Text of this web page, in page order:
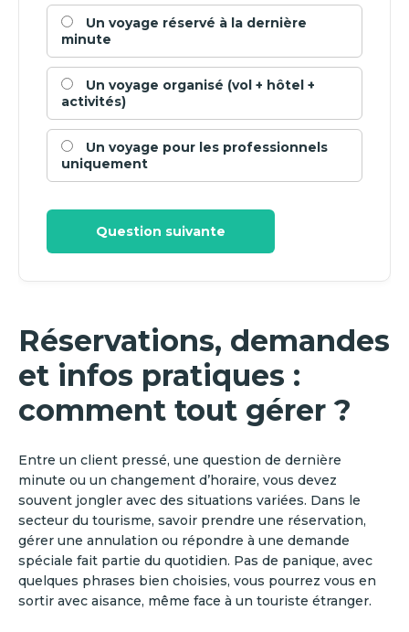
Un voyage réservé à la dernière
minute
Un voyage organisé (vol + hôtel +
activités)
Un voyage pour les professionnels
uniquement
Question suivante
Réservations, demandes
et infos pratiques :
comment tout gérer ?
Entre un client pressé, une question de dernière
minute ou un changement d’horaire, vous devez
souvent jongler avec des situations variées. Dans le
secteur du tourisme, savoir prendre une réservation,
gérer une annulation ou répondre à une demande
spéciale fait partie du quotidien. Pas de panique, avec
quelques phrases bien choisies, vous pourrez vous en
sortir avec aisance, même face à un touriste étranger.